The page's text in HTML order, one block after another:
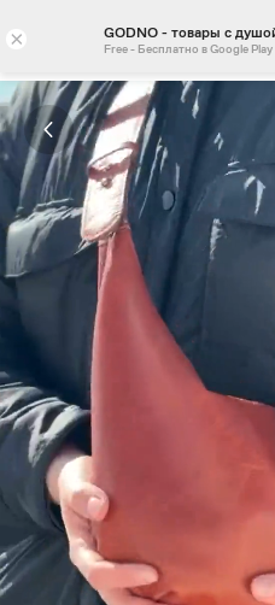
× GODNO - товары с
Free - Бесплатно в Google Play